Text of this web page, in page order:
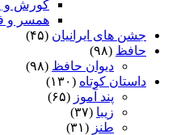
کورش و
همسر و
جشن های ایرانیان (۴۵)
حافظ (۹۸)
دیوان حافظ (۹۸)
داستان کوتاه (۱۳۰)
پند آموز (۶۵)
زیبا (۳۷)
طنز (۳۱)